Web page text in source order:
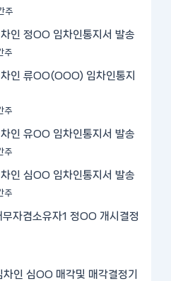
주
인 정OO 임차인통지서 발송
주
인 류OO(OOO) 임차인통지
주
인 유OO 임차인통지서 발송
주
인 심OO 임차인통지서 발송
주
자겸소유자1 정OO 개시결정
인 심OO 매각및 매각결정기